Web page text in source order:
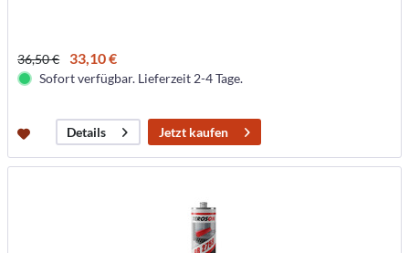
36,50 € 33,10 €
Sofort verfügbar. Lieferzeit 2-4 Tage.
Details Jetzt kaufen